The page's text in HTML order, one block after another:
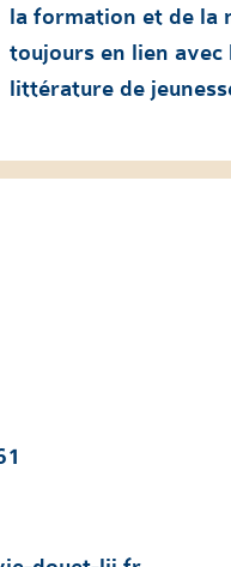
la formation et de la
toujours en lien avec
littérature de